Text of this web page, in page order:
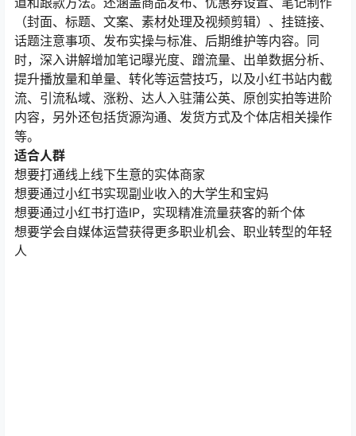
巧。包括分析做小红书电商的原因及变现方式、平台可售
类目，进行账号基础搭建与找对标账号，详细介绍小红书
开店流程、店铺设置、客服设置等操作，以及多种选品渠
道和跟款方法。还涵盖商品发布、优惠券设置、笔记制作
（封面、标题、文案、素材处理及视频剪辑）、挂链接、
话题注意事项、发布实操与标准、后期维护等内容。同
时，深入讲解增加笔记曝光度、蹭流量、出单数据分析、
提升播放量和单量、转化等运营技巧，以及小红书站内截
流、引流私域、涨粉、达人入驻蒲公英、原创实拍等进阶
内容，另外还包括货源沟通、发货方式及个体店相关操作
等。
适合人群
想要打通线上线下生意的实体商家
想要通过小红书实现副业收入的大学生和宝妈